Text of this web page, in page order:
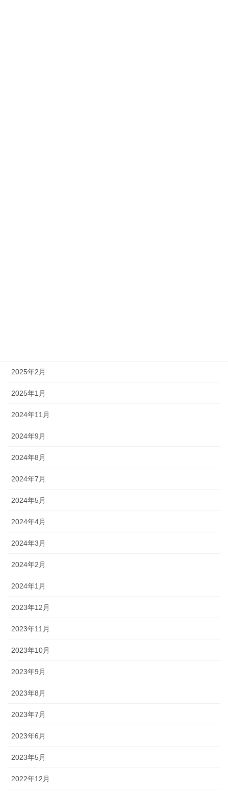
2025年2月
2025年1月
2024年11月
2024年9月
2024年8月
2024年7月
2024年5月
2024年4月
2024年3月
2024年2月
2024年1月
2023年12月
2023年11月
2023年10月
2023年9月
2023年8月
2023年7月
2023年6月
2023年5月
2022年12月